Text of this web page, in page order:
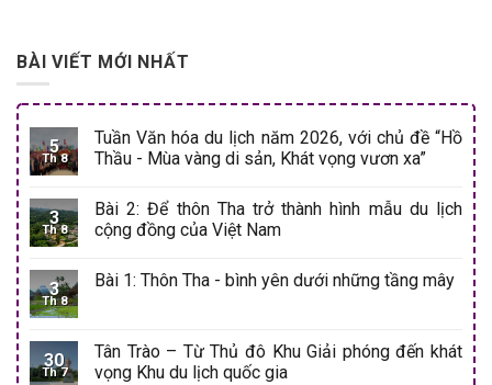
BÀI VIẾT MỚI NHẤT
5
Th 8
Tuần Văn hóa du lịch năm 2026, với chủ đề “Hồ
Thầu - Mùa vàng di sản, Khát vọng vươn xa”
3
Th 8
Bài 2: Để thôn Tha trở thành hình mẫu du lịch
cộng đồng của Việt Nam
3
Th 8
Bài 1: Thôn Tha - bình yên dưới những tầng mây
30
Th 7
Tân Trào – Từ Thủ đô Khu Giải phóng đến khát
vọng Khu du lịch quốc gia